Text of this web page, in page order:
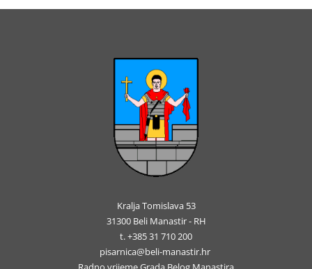
Kralja Tomislava 53
31300 Beli Manastir - RH
t. +385 31 710 200
pisarnica@beli-manastir.hr